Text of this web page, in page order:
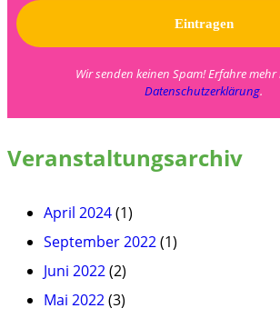
Wir senden keinen Spam! Erfahre
Datenschutzerklärung.
Veranstaltungsarchiv
April 2024(1)
September 2022(1)
Juni 2022(2)
Mai 2022(3)